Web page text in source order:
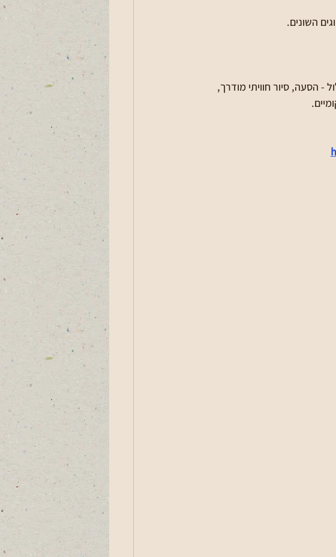
השונים.
- הסעה, סיור חוויתי מודרך,